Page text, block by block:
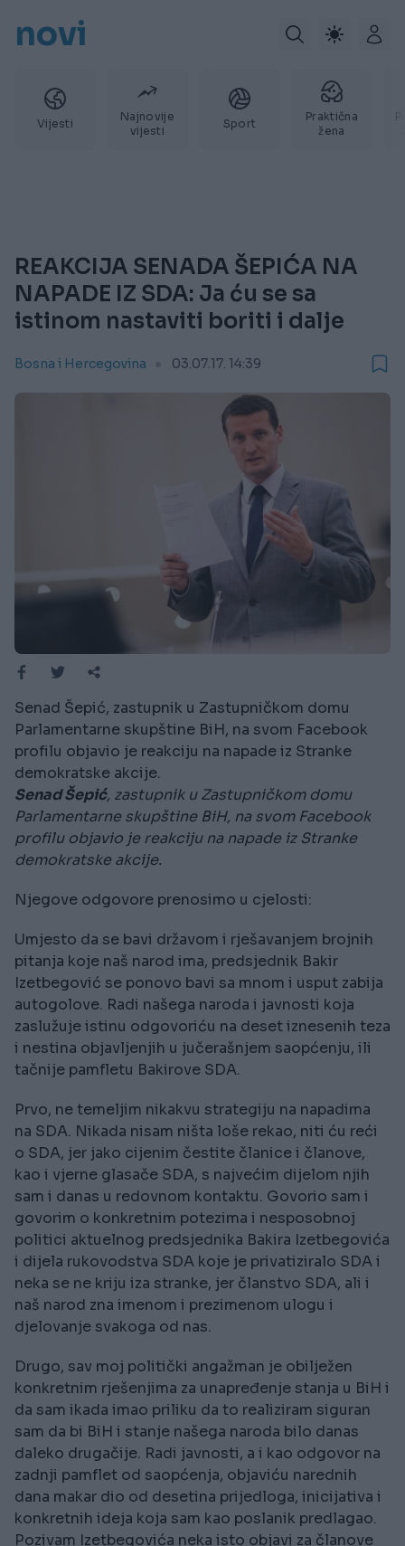
novi
Vijesti
Najnovije
vijesti
Sport
Praktična
žena
REAKCIJA SENADA ŠEPIĆA NA
NAPADE IZ SDA: Ja ću se sa
istinom nastaviti boriti i dalje
Bosna i Hercegovina 03.07.17. 14:39
Senad Šepić, zastupnik u Zastupničkom domu
Parlamentarne skupštine BiH, na svom Facebook
profilu objavio je reakciju na napade iz Stranke
demokratske akcije.
Senad Šepić, zastupnik u Zastupničkom domu
Parlamentarne skupštine BiH, na svom Facebook
profilu objavio je reakciju na napade iz Stranke
demokratske akcije.
Njegove odgovore prenosimo u cjelosti:
Umjesto da se bavi državom i rješavanjem brojnih
pitanja koje naš narod ima, predsjednik Bakir
Izetbegović se ponovo bavi sa mnom i usput zabija
autogolove. Radi našega naroda i javnosti koja
zaslužuje istinu odgovoriću na deset iznesenih teza
i nestina objavljenjih u jučerašnjem saopćenju, ili
tačnije pamfletu Bakirove SDA.
Prvo, ne temeljim nikakvu strategiju na napadima
na SDA. Nikada nisam ništa loše rekao, niti ću reći
o SDA, jer jako cijenim čestite članice i članove,
kao i vjerne glasače SDA, s najvećim dijelom njih
sam i danas u redovnom kontaktu. Govorio sam i
govorim o konkretnim potezima i nesposobnoj
politici aktuelnog predsjednika Bakira Izetbegovića
i dijela rukovodstva SDA koje je privatiziralo SDA i
neka se ne kriju iza stranke, jer članstvo SDA, ali i
naš narod zna imenom i prezimenom ulogu i
djelovanje svakoga od nas.
Drugo, sav moj politički angažman je obilježen
konkretnim rješenjima za unapređenje stanja u BiH i
da sam ikada imao priliku da to realiziram siguran
sam da bi BiH i stanje našega naroda bilo danas
daleko drugačije. Radi javnosti, a i kao odgovor na
zadnji pamflet od saopćenja, objaviću narednih
dana makar dio od desetina prijedloga, inicijativa i
konkretnih ideja koja sam kao poslanik predlagao.
Pozivam Izetbegovića neka isto objavi za članove